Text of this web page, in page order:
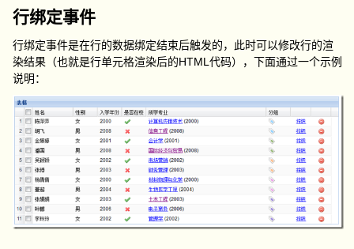
行绑定事件
行绑定事件是在行的数据绑定结束后触发的，此时可以修改行的渲
染结果（也就是行单元格渲染后的HTML代码），下面通过一个示例
说明：